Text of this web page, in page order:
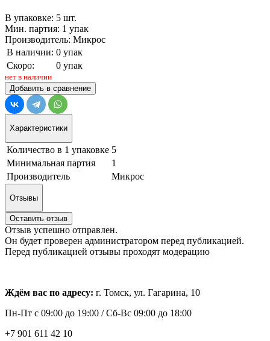
В упаковке: 5 шт.
Мин. партия: 1 упак
Производитель: Микрос
В наличии: 0 упак
Скоро:
0 упак
нет в наличии
Добавить в сравнение
Характеристики
Количество в 1 упаковке 5
Минимальная партия
1
Производитель
Микрос
Отзывы
Оставить отзыв
Отзыв успешно отправлен.
Он будет проверен администратором перед публикацией.
Перед публикацией отзывы проходят модерацию
Ждём вас по адресу: г. Томск, ул. Гагарина, 10
Пн-Пт с 09:00 до 19:00 /Сб-Вс 09:00 до 18:00
+7 901 611 42 10